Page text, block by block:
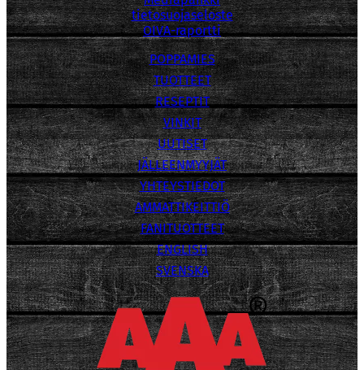
tietosuojaseloste
OIVA-raportti
POPPAMIES
TUOTTEET
RESEPTIT
VINKIT
UUTISET
JÄLLEENMYYJÄT
YHTEYSTIEDOT
AMMATTIKEITTIÖ
FANITUOTTEET
ENGLISH
SVENSKA